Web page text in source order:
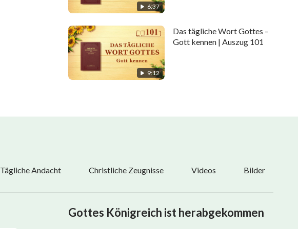
6:37
9:12
Das tägliche Wort Gottes –
Gott kennen | Auszug 101
Tägliche Andacht Christliche Zeugnisse Videos Bilder
Gottes Königreich ist herabgekommen